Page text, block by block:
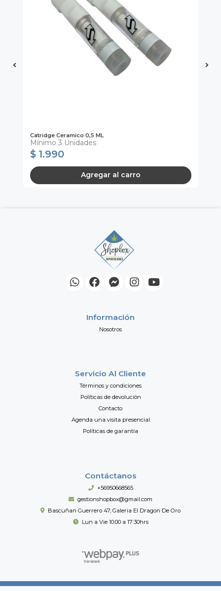
Catridge Ceramico 0,5 ML
Mínimo 3 Unidades
$ 1.990
Agregar al carro
Información
Nosotros
Servicio Al Cliente
Términos y condiciones
Políticas de devolución
Contacto
Agenda una visita presencial
Políticas de garantía
Contáctanos
+56950668565
gestionshopbox@gmail.com
Bascuñan Guerrero 47, Galeria El Dragon De Oro
Lun a Vie 10:00 a 17:30hrs